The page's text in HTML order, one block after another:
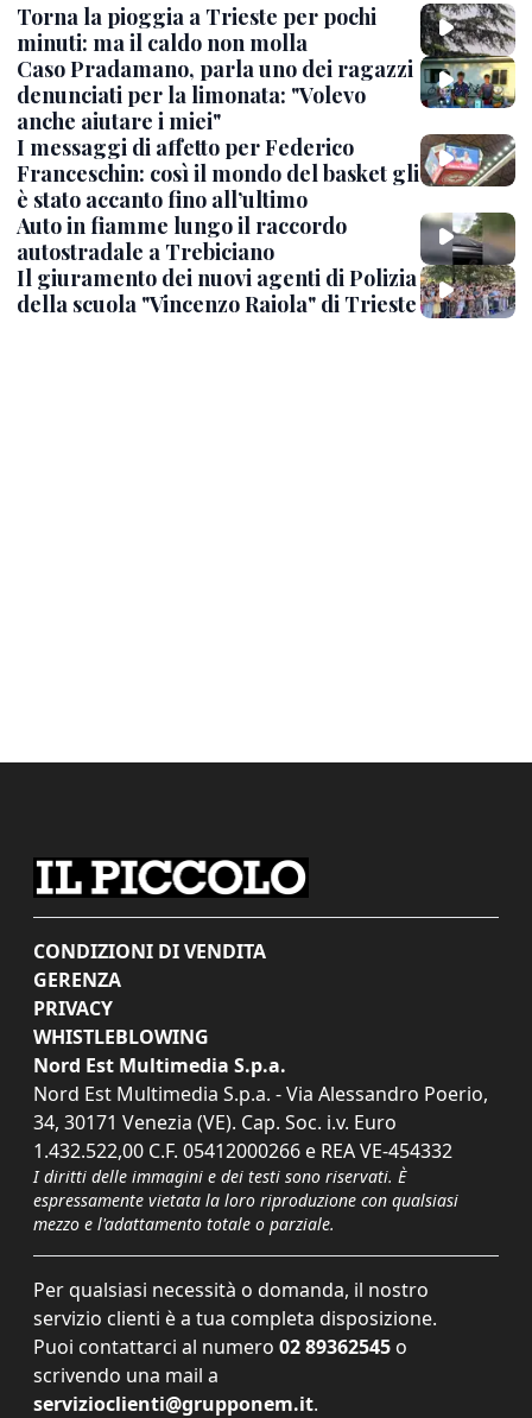
Torna la pioggia a Trieste per pochi
minuti: ma il caldo non molla
Caso Pradamano, parla uno dei ragazzi
denunciati per la limonata: "Volevo
anche aiutare i miei"
I messaggi di affetto per Federico
Franceschin: così il mondo del basket gli
è stato accanto fino all’ultimo
Auto in fiamme lungo il raccordo
autostradale a Trebiciano
Il giuramento dei nuovi agenti di Polizia
della scuola "Vincenzo Raiola" di Trieste
CONDIZIONI DI VENDITA
GERENZA
PRIVACY
WHISTLEBLOWING
Nord Est Multimedia S.p.a.
Nord Est Multimedia S.p.a. - Via Alessandro Poerio,
34, 30171 Venezia (VE). Cap. Soc. i.v. Euro
1.432.522,00 C.F. 05412000266 e REA VE-454332
I diritti delle immagini e dei testi sono riservati. È
espressamente vietata la loro riproduzione con qualsiasi
mezzo e l'adattamento totale o parziale.
Per qualsiasi necessità o domanda, il nostro
servizio clienti è a tua completa disposizione.
Puoi contattarci al numero 02 89362545 o
scrivendo una mail a
servizioclienti@grupponem.it.